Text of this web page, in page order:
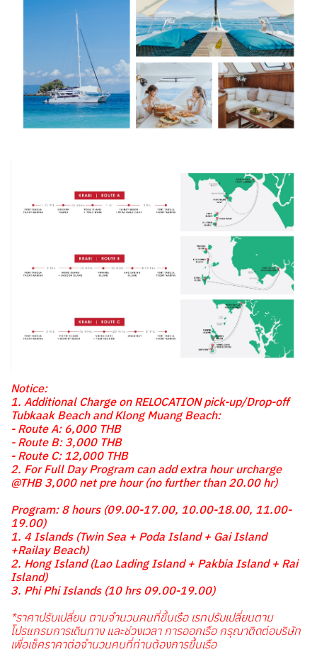
Notice:
1. Additional Charge on RELOCATION pick-up/Drop-off
Tubkaak Beach and Klong Muang Beach:
- Route A: 6,000 THB
- Route B: 3,000 THB
- Route C: 12,000 THB
2. For Full Day Program can add extra hour urcharge
@THB 3,000 net pre hour (no further than 20.00 hr)
Program: 8 hours (09.00-17.00, 10.00-18.00, 11.00-
19.00)
1. 4 Islands (Twin Sea + Poda Island + Gai Island
+Railay Beach)
2. Hong Island (Lao Lading Island + Pakbia Island + Rai
Island)
3. Phi Phi Islands (10 hrs 09.00-19.00)
*ราคาปรับเปลี่ยน ตามจำนวนคนที่ขึ้นเรือ เรทปรับเปลี่ยนตาม
โปรแกรมการเดินทาง และช่วงเวลา การออกเรือ กรุณาติดต่อบริษัท
เพื่อเช็คราคาต่อจำนวนคนที่ท่านต้องการขึ้นเรือ